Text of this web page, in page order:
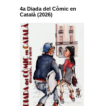
4a Diada del Còmic en
Català (2026)